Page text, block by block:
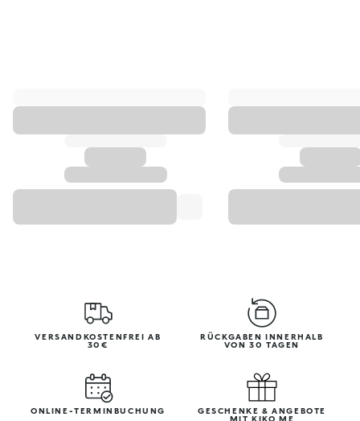
VERSANDKOSTENFREI AB
30€
RÜCKGABEN INNERHALB
VON 30 TAGEN
ONLINE-TERMINBUCHUNG
GESCHENKE & ANGEBOTE
MIT KIKO ME